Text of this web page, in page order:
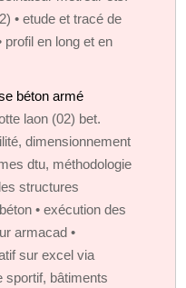
• etude et tracé de
profil en long et en
béton armé
laon (02) bet.
dimensionnement
dtu, méthodologie
structures
• exécution des
armacad •
sur excel via
sportif, bâtiments